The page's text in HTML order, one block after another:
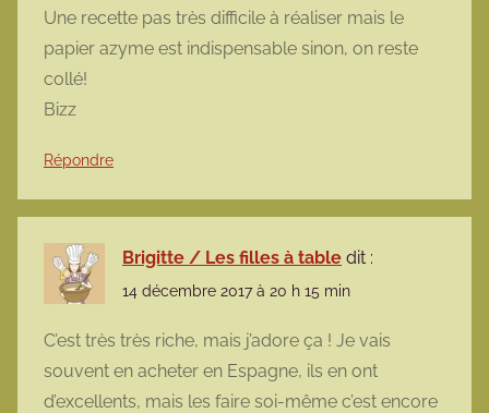
Une recette pas très difficile à réaliser mais le
papier azyme est indispensable sinon, on reste
collé!
Bizz
Répondre
Brigitte / Les filles à table dit :
14 décembre 2017 à 20 h 15 min
C’est très très riche, mais j’adore ça ! Je vais
souvent en acheter en Espagne, ils en ont
d’excellents, mais les faire soi-même c’est encore